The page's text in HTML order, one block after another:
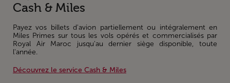
Cash & Miles
Payez vos billets d'avion partiellement ou intégralement en
Miles Primes sur tous les vols opérés et commercialisés par
Royal Air Maroc jusqu'au dernier siège disponible, toute
l'année.
Découvrez le service Cash & Miles